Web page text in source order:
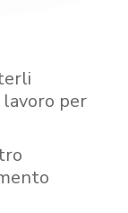
per